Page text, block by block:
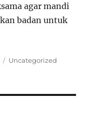
agar mandi
badan untuk
Categories
Uncategorized